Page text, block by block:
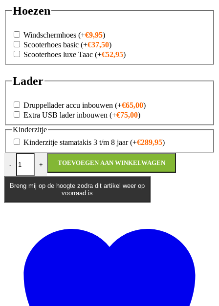
Hoezen
Windschermhoes (+€9,95)
Scooterhoes basic (+€37,50)
Scooterhoes luxe Taac (+€52,95)
Lader
Druppellader accu inbouwen (+€65,00)
Extra USB lader inbouwen (+€75,00)
Kinderzitje
Kinderzitje stamatakis 3 t/m 8 jaar(+€289,95)
-
Vespa GTS 125 SuperSport MY26 aantal
+ TOEVOEGEN AAN WINKELWAGEN
Breng mij op de hoogte zodra dit artikel weer op
voorraad is